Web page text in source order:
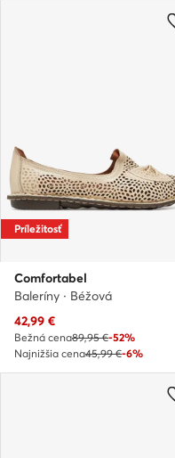
Príležitosť
Comfortabel
Baleríny · Béžová
Aktuálna cena
42,99 €
Bežná cena89,95 €-52%
Najnižšia cena45,99 €-6%